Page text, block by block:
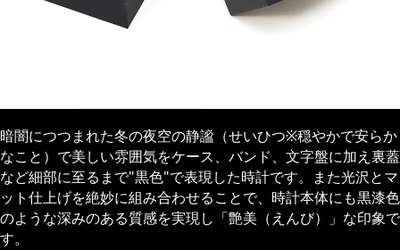
暗闇につつまれた冬の夜空の静謐（せいひつ※穏やかで安らか
なこと）で美しい雰囲気をケース、バンド、文字盤に加え裏蓋
など細部に至るまで"黒色"で表現した時計です。また光沢とマ
ット仕上げを絶妙に組み合わせることで、時計本体にも黒漆色
のような深みのある質感を実現し「艶美（えんび）」な印象で
す。